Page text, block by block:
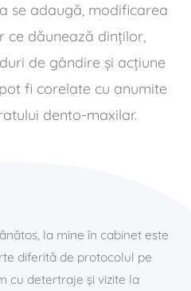
se adaugă, modificarea
ce dăunează dinţilor,
de gândire şi acţiune
fi corelate cu anumite
dento-maxilar.
la mine în cabinet este
diferită de protocolul pe
cu detertraje şi vizite la